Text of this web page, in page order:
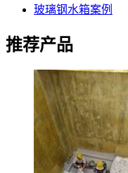
玻璃钢水箱案例
推荐产品